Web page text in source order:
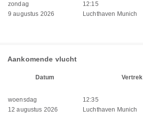
zondag
9 augustus 2026
12:15
Luchthaven Munich
Aankomende vlucht
Datum Vertrek
woensdag
12 augustus 2026
12:35
Luchthaven Munich